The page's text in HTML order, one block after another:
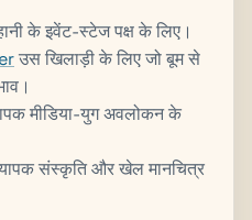
के इवेंट-स्टेज पक्ष के लिए।
उस खिलाड़ी के लिए जो बूम से
मीडिया-युग अवलोकन के
संस्कृति और खेल मानचित्र